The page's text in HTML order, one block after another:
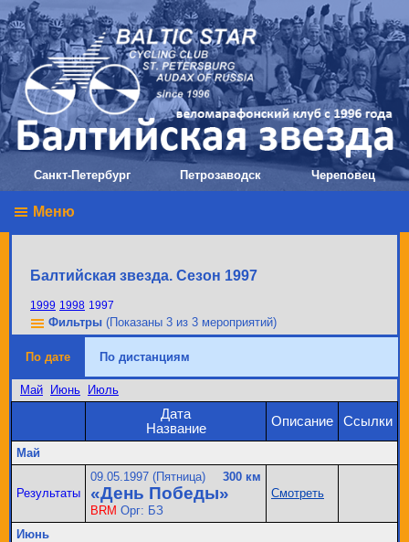
Санкт-Петербург Петрозаводск Череповец
Меню
Балтийская звезда. Сезон 1997
1999 1998 1997
Фильтры (Показаны 3 из 3 мероприятий)
По дате По дистанциям
Май Июнь Июль
Дата
Название
Описание Ссылки
Май
Результаты
09.05.1997 (Пятница) 300 км
«День Победы»
BRM Орг: БЗ
Смотреть
Июнь